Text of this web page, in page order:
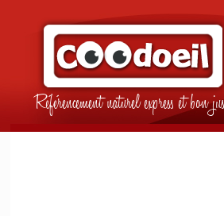
Référencement naturel express et bon